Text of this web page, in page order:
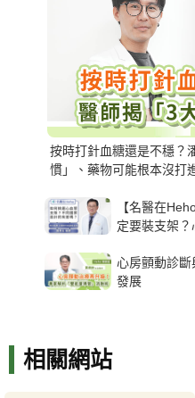
按時打針血糖還是不穩？
慣」、藥物可能根本沒打
【名醫在
定要裝支架？
心房顫動診
發展
相關網站